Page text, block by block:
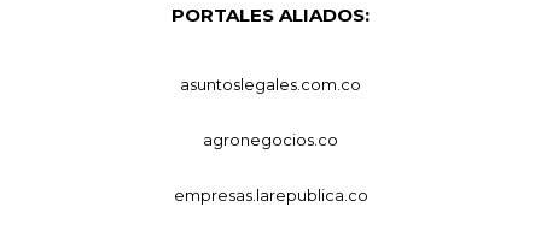
PORTALES ALIADOS:
asuntoslegales.com.co
agronegocios.co
empresas.larepublica.co